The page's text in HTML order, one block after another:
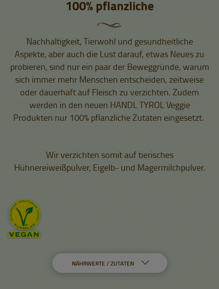
100% pflanzliche
Nachhaltigkeit, Tierwohl und gesundheitliche
Aspekte, aber auch die Lust darauf, etwas Neues zu
probieren, sind nur ein paar der Beweggründe, warum
sich immer mehr Menschen entscheiden, zeitweise
oder dauerhaft auf Fleisch zu verzichten. Zudem
werden in den neuen HANDL TYROL Veggie
Produkten nur 100% pflanzliche Zutaten eingesetzt.
Wir verzichten somit auf tierisches
Hühnereiweißpulver, Eigelb- und Magermilchpulver.
NÄHRWERTE / ZUTATEN